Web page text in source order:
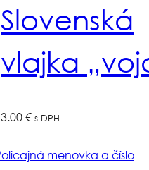
Slovenská
vlajka
3.00 € s DPH